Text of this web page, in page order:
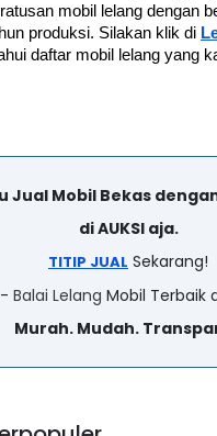
mobil lelang dengan
produksi. Silakan klik di
daftar mobil lelang yang
Jual Mobil Bekas
di AUKSI aja.
TITIP JUAL Sekarang!
Balai Lelang Mobil Terbaik
Murah. Mudah.